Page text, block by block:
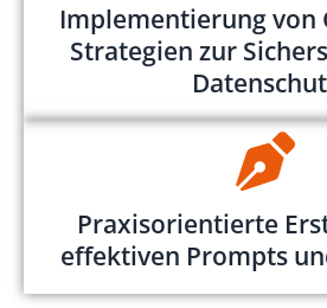
Implementierung von
Strategien zur
Praxisorientierte
effektiven Prompts